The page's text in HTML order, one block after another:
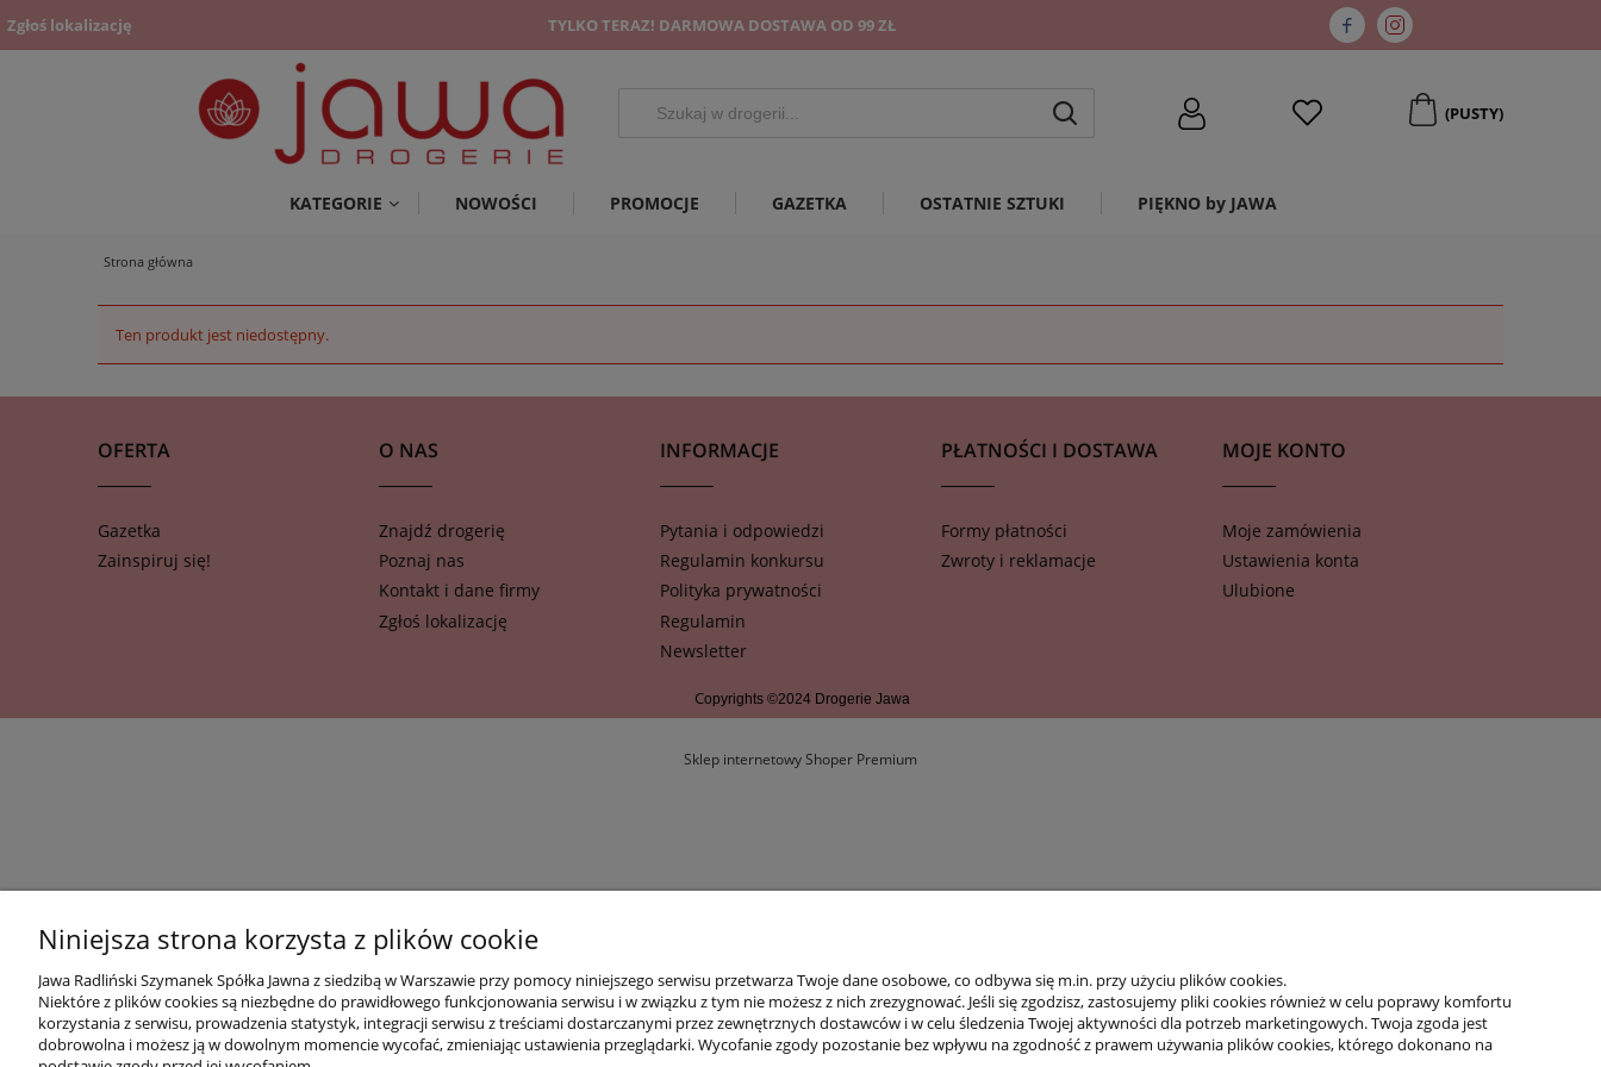
Zgłoś lokalizację TYLKO TERAZ! DARMOWA DOSTAWA OD 99 ZŁ
(PUSTY)
KATEGORIE NOWOŚCI PROMOCJE GAZETKA OSTATNIE SZTUKI PIĘKNO by JAWA
Strona główna
Ten produkt jest niedostępny.
OFERTA
Gazetka
Zainspiruj się!
O NAS
Znajdź drogerię
Poznaj nas
Kontakt i dane firmy
Zgłoś lokalizację
INFORMACJE
Pytania i odpowiedzi
Regulamin konkursu
Polityka prywatności
Regulamin
Newsletter
PŁATNOŚCI I DOSTAWA
Formy płatności
Zwroty i reklamacje
MOJE KONTO
Moje zamówienia
Ustawienia konta
Ulubione
Copyrights ©2024 Drogerie Jawa
Sklep internetowy Shoper Premium
Niniejsza strona korzysta z plików cookie
Jawa Radliński Szymanek Spółka Jawna z siedzibą w Warszawie przy pomocy niniejszego serwisu przetwarza Twoje dane osobowe, co odbywa się m.in. przy użyciu plików cookies.
Niektóre z plików cookies są niezbędne do prawidłowego funkcjonowania serwisu i w związku z tym nie możesz z nich zrezygnować. Jeśli się zgodzisz, zastosujemy pliki cookies również w celu poprawy komfortu
korzystania z serwisu, prowadzenia statystyk, integracji serwisu z treściami dostarczanymi przez zewnętrznych dostawców i w celu śledzenia Twojej aktywności dla potrzeb marketingowych. Twoja zgoda jest
dobrowolna i możesz ją w dowolnym momencie wycofać, zmieniając ustawienia przeglądarki. Wycofanie zgody pozostanie bez wpływu na zgodność z prawem używania plików cookies, którego dokonano na